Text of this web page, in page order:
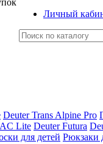
Личный
Deuter Trans Alpine Pro
Lite Deuter Futura
для детей Рюкзаки